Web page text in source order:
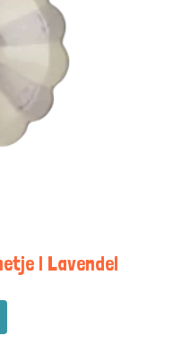
| Lavendel